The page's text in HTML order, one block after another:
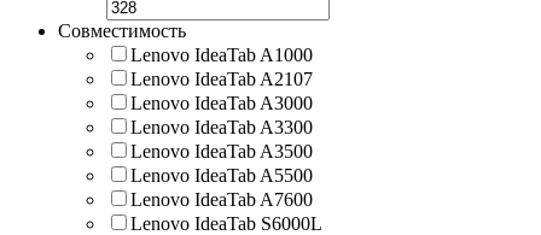
Совместимость
Lenovo IdeaTab A1000
Lenovo IdeaTab A2107
Lenovo IdeaTab A3000
Lenovo IdeaTab A3300
Lenovo IdeaTab A3500
Lenovo IdeaTab A5500
Lenovo IdeaTab A7600
Lenovo IdeaTab S6000L